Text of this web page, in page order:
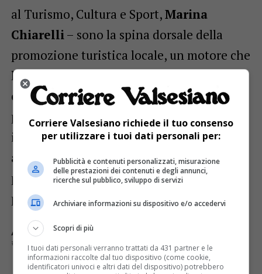
al Turismo, Cultura e Sport,Marina
Chiarelli– sono la spina dorsale della
promozione turistica locale, un motore che
lavora per valorizzare le eccellenze
culturali, enogastronomiche e
paesaggistiche del nostro territorio. Sono
il nostro biglietto da visita, capaci di
accogliere e affascinare i visitatori con la
passione e la dedizione di chi vive e ama
profondamente questi luoghi».
ARGOMENTI CORRELATI:
PROMOZIONE DEL TERRITORIO
REGIONE.
Corriere Valsesiano richiede il tuo consenso
per utilizzare i tuoi dati personali per:
Pubblicità e contenuti personalizzati, misurazione
delle prestazioni dei contenuti e degli annunci,
ricerche sul pubblico, sviluppo di servizi
Archiviare informazioni su dispositivo e/o accedervi
Scopri di più
I tuoi dati personali verranno trattati da 431 partner e le
informazioni raccolte dal tuo dispositivo (come cookie,
identificatori univoci e altri dati del dispositivo) potrebbero